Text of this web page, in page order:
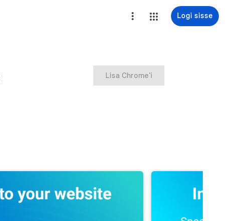
Logi sisse
Lisa Chrome'i